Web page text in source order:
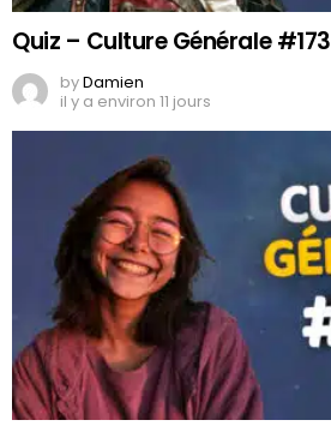
Quiz – Culture Générale #173
byDamien
il y a environ 11 jours